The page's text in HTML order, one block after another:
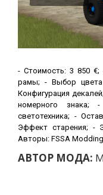
- Стоимость: 3 850
рамы; - Выбор
Конфигурация
номерного знака;
светотехника; -
Эффект старения; -
Авторы: FSSA Modding
АВТОР МОДА: